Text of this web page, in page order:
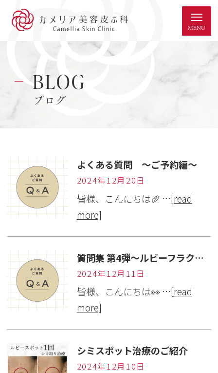
BLOG
ブログ
よくある質問 ～ご予約編～
2024年12月20日
皆様、こんにちは🥖 …[read
more]
質問集 第4弾～ルビーフラクショナル・ルビースポット編～
2024年12月11日
皆様、こんにちは👀 …[read
more]
シミスポット治療のご紹介
2024年12月10日